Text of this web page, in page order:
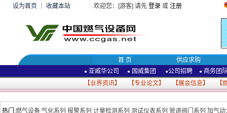
设为首页 收藏本站 欢迎您：[游客] 请先 登录或 注册
首 页 供应求购
● 亚威华公司 ● 国威集团 ●公司招聘 ● 商务团
【业界资讯】 【专业论文】 【展会信息】 【
热门:燃气设备 气化系列 报警系列 计量检测系列 测试仪表系列 管道阀门系列 加气动